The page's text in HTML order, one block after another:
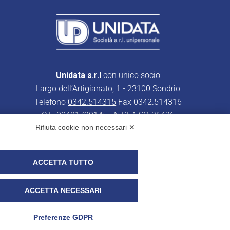
Unidata s.r.l con unico socio
Largo dell’Artigianato, 1 - 23100 Sondrio
Telefono 0342.514315 Fax 0342.514316
C.F. 00481790145 - N.REA SO-36426
PEC:unidata.sondrio@legalmail.it
i clienti)
Rifiuta cookie non necessari ✕
ACCETTA TUTTO
ACCETTA NECESSARI
Preferenze GDPR